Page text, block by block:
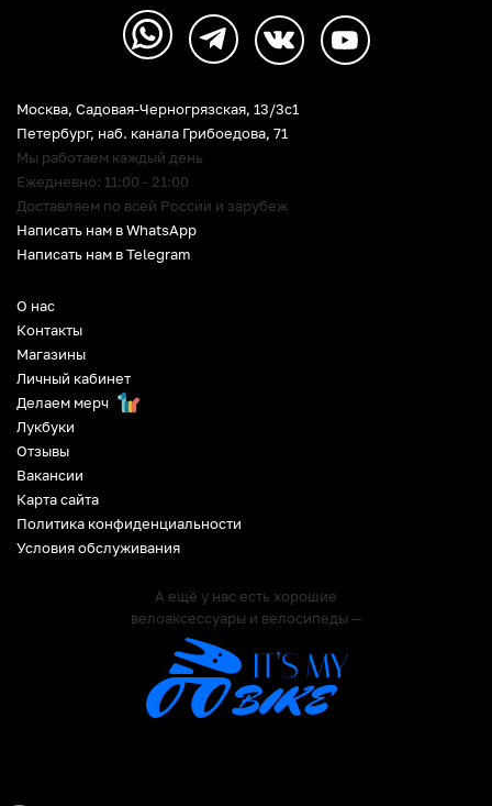
О нас
Контакты
Магазины
Личный кабинет
Делаем мерч
Лукбуки
Отзывы
Вакансии
Карта сайта
Политика конфиденциальности
Условия обслуживания
А ещё у нас есть хорошие
велоаксессуары и велосипеды —
Москва, Садовая-Черногрязская, 13/3c1
Петербург, наб. канала Грибоедова, 71
Мы работаем каждый день
Ежедневно: 11:00 - 21:00
Доставляем по всей России и зарубеж
Написать нам в WhatsApp
Написать нам в Telegram